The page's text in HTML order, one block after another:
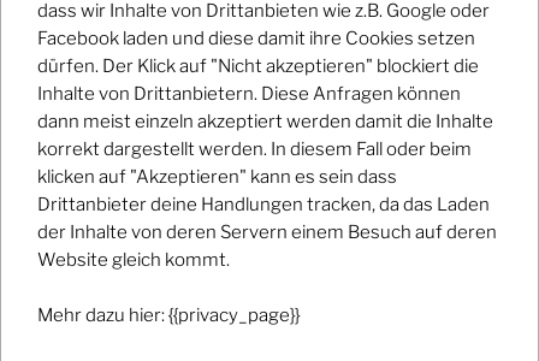
WITH <3 FROM THE SLOW NIGHTS
dass wir Inhalte von Drittanbieten wie z.B. Google oder
Facebook laden und diese damit ihre Cookies setzen
dürfen. Der Klick auf "Nicht akzeptieren" blockiert die
Inhalte von Drittanbietern. Diese Anfragen können
dann meist einzeln akzeptiert werden damit die Inhalte
korrekt dargestellt werden. In diesem Fall oder beim
klicken auf "Akzeptieren" kann es sein dass
Drittanbieter deine Handlungen tracken, da das Laden
der Inhalte von deren Servern einem Besuch auf deren
Website gleich kommt.
Mehr dazu hier: {{privacy_page}}